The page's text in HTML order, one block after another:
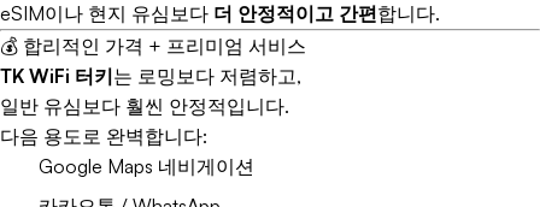
eSIM이나 현지 유심보다 더 안정적이고 간편합니다.
💰 합리적인 가격 + 프리미엄 서비스
TK WiFi 터키는 로밍보다 저렴하고,
일반 유심보다 훨씬 안정적입니다.
다음 용도로 완벽합니다:
Google Maps 네비게이션